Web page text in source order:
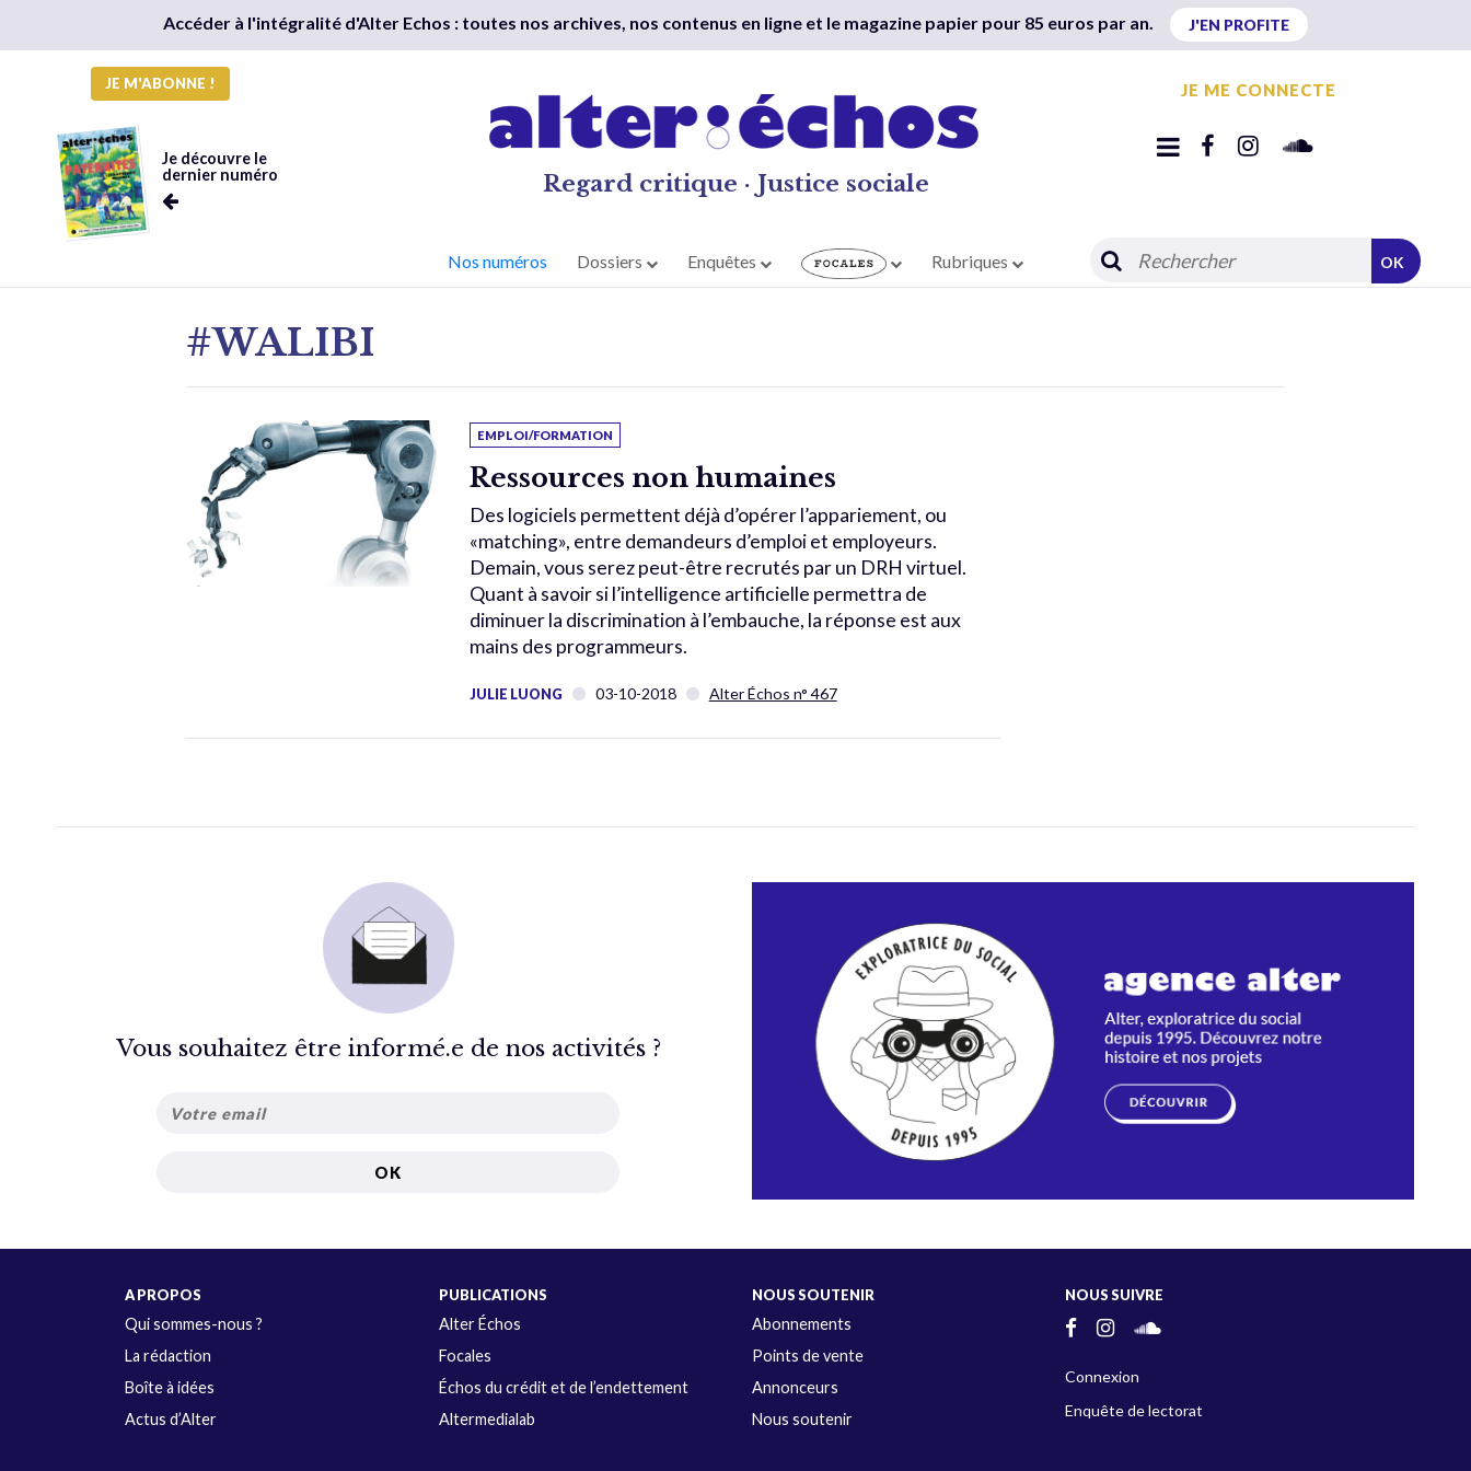
Accéder à l'intégralité d'Alter Echos : toutes nos archives, nos contenus en ligne et le magazine papier pour 85 euros par an. J'EN PROFITE
JE M'ABONNE !
Je découvre le
dernier numéro
Regard critique · Justice sociale
JE ME CONNECTE
Nos numéros Dossiers Enquêtes Rubriques OK
#WALIBI
EMPLOI/FORMATION
Ressources non humaines
Des logiciels permettent déjà d’opérer l’appariement, ou
«matching», entre demandeurs d’emploi et employeurs.
Demain, vous serez peut-être recrutés par un DRH virtuel.
Quant à savoir si l’intelligence artificielle permettra de
diminuer la discrimination à l’embauche, la réponse est aux
mains des programmeurs.
JULIE LUONG 03-10-2018 Alter Échos n° 467
Vous souhaitez être informé.e de nos activités ?
A PROPOS
Qui sommes-nous ?
La rédaction
Boîte à idées
Actus d’Alter
PUBLICATIONS
Alter Échos
Focales
Échos du crédit et de l’endettement
Altermedialab
NOUS SOUTENIR
Abonnements
Points de vente
Annonceurs
Nous soutenir
NOUS SUIVRE
Connexion
Enquête de lectorat